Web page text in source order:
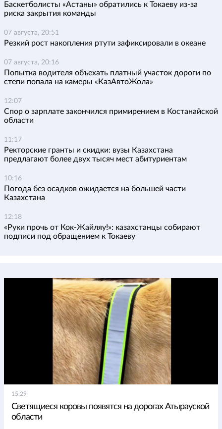
Баскетболисты «Астаны» обратились к Токаеву из-за
риска закрытия команды
07 августа, 20:51
Резкий рост накопления ртути зафиксировали в океане
07 августа, 20:16
Попытка водителя объехать платный участок дороги по
степи попала на камеры «КазАвтоЖола»
12:07
Спор о зарплате закончился примирением в Костанайской
области
11:17
Ректорские гранты и скидки: вузы Казахстана
предлагают более двух тысяч мест абитуриентам
10:16
Погода без осадков ожидается на большей части
Казахстана
12:18
«Руки прочь от Кок-Жайляу!»: казахстанцы собирают
подписи под обращением к Токаеву
15:29
Светящиеся коровы появятся на дорогах Атырауской
области